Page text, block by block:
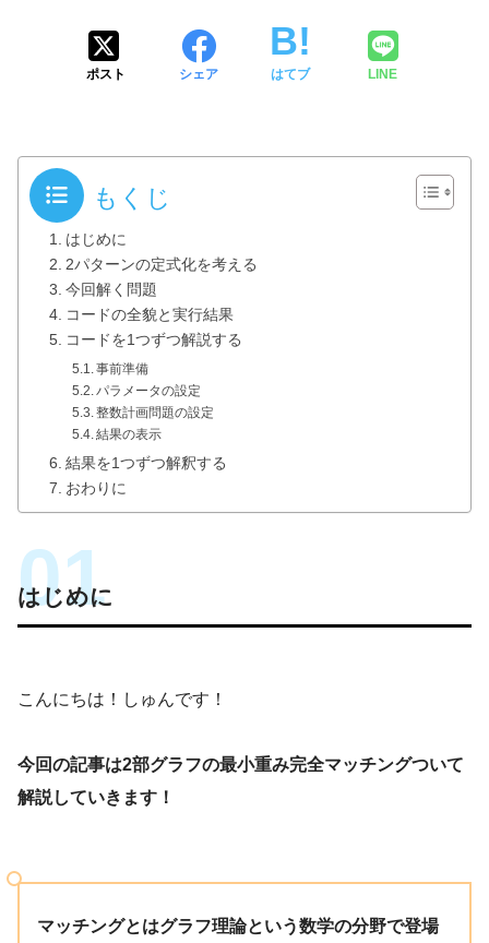
ポスト シェア はてブ LINE
もくじ
はじめに
2パターンの定式化を考える
今回解く問題
コードの全貌と実行結果
コードを1つずつ解説する
事前準備
パラメータの設定
整数計画問題の設定
結果の表示
結果を1つずつ解釈する
おわりに
はじめに
こんにちは！しゅんです！
今回の記事は2部グラフの最小重み完全マッチングついて
解説していきます！
マッチングとはグラフ理論という数学の分野で登場